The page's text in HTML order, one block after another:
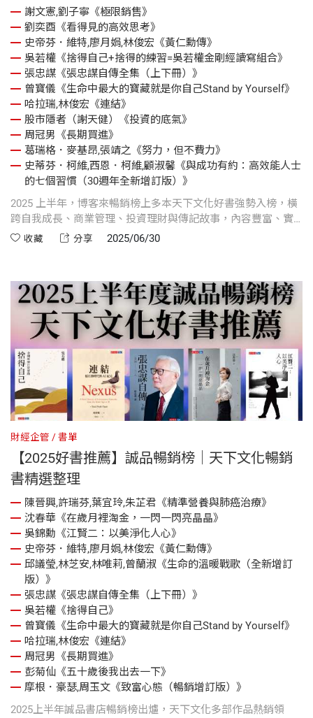
謝文憲,劉子寧《極限銷售》
劉奕酉《看得見的高效思考》
史帝芬．維特,廖月娟,林俊宏《黃仁勳傳》
吳若權《捨得自己+捨得的練習=吳若權金剛經讀寫組合》
張忠謀《張忠謀自傳全集（上下冊）》
曾寶儀《生命中最大的寶藏就是你自己Stand by Yourself》
哈拉瑞,林俊宏《連結》
股市隱者（謝天健）《投資的底氣》
周冠男《長期買進》
葛瑞格．麥基昂,張靖之《努力，但不費力》
史蒂芬．柯維,西恩．柯維,顧淑馨《與成功有約：高效能人士
的七個習慣（30週年全新增訂版）》
2025 上半年，博客來暢銷榜上多本天下文化好書強勢入榜，橫
跨自我成長、商業管理、投資理財與傳記故事，內容豐富、實
用且深具啟發性。從張忠謀、黃仁勳等傳奇人物的生命歷程，
本值得細讀的優質選書，推薦給你！
收藏 分享 2025/06/30
財經企管 書單
【2025好書推薦】誠品暢銷榜｜天下文化暢銷
書精選整理
陳晉興,許瑞芬,葉宜玲,朱芷君《精準營養與肺癌治療》
沈春華《在歲月裡淘金，一閃一閃亮晶晶》
吳錦勳《江賢二：以美淨化人心》
史帝芬．維特,廖月娟,林俊宏《黃仁勳傳》
邱議瑩,林芝安,林唯莉,曾蘭淑《生命的溫暖戰歌（全新增訂
版）》
張忠謀《張忠謀自傳全集（上下冊）》
吳若權《捨得自己》
曾寶儀《生命中最大的寶藏就是你自己Stand by Yourself》
哈拉瑞,林俊宏《連結》
周冠男《長期買進》
彭菊仙《五十歲後我出去一下》
摩根．豪瑟,周玉文《致富心態（暢銷增訂版）》
2025上半年誠品書店暢銷榜出爐，天下文化多部作品熱銷領